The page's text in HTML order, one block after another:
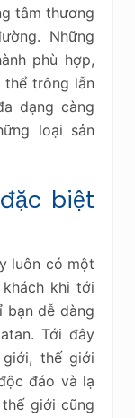
tâm thương
Những
phù hợp,
thể trông lẫn
dạng càng
loại sản
biệt
luôn có một
khi tới
bạn dễ dàng
Tới đây
thế giới
đáo và lạ
giới cũng